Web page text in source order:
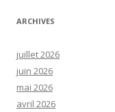
ARCHIVES
juillet 2026
juin 2026
mai 2026
avril 2026